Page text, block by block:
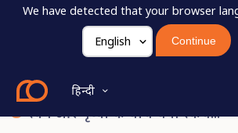
We have detected that your browser
Continue
हिन्दी
स्वर्ग और पृथ्वी के बीच बना स्केच...